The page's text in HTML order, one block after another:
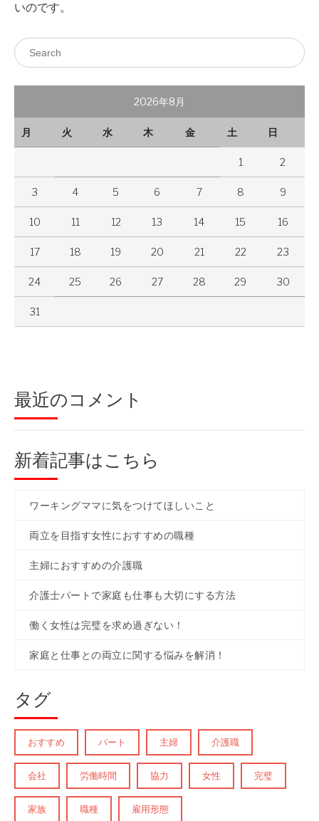
いのです。
2026年8月
月 火 水 木 金 土 日
1 2
3 4 5 6 7 8 9
10 11 12 13 14 15 16
17 18 19 20 21 22 23
24 25 26 27 28 29 30
31
最近のコメント
新着記事はこちら
ワーキングママに気をつけてほしいこと
両立を目指す女性におすすめの職種
主婦におすすめの介護職
介護士パートで家庭も仕事も大切にする方法
働く女性は完璧を求め過ぎない！
家庭と仕事との両立に関する悩みを解消！
タグ
おすすめ パート 主婦 介護職
会社 労働時間 協力 女性 完璧
家族 職種 雇用形態